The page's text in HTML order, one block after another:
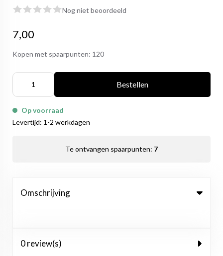
Nog niet beoordeeld
7,00
Kopen met spaarpunten: 120
Bestellen
Op voorraad
Levertijd: 1-2 werkdagen
Te ontvangen spaarpunten: 7
Omschrijving
0 review(s)